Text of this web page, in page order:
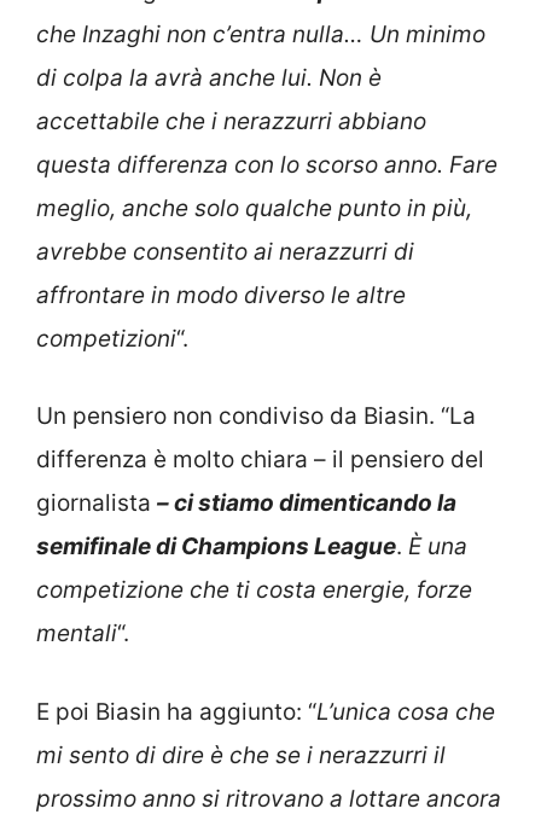
che Inzaghi non c’entra nulla… Un minimo
di colpa la avrà anche lui. Non è
accettabile che i nerazzurri abbiano
questa differenza con lo scorso anno. Fare
meglio, anche solo qualche punto in più,
avrebbe consentito ai nerazzurri di
affrontare in modo diverso le altre
competizioni“.
Un pensiero non condiviso da Biasin. “La
differenza è molto chiara – il pensiero del
giornalista – ci stiamo dimenticando la
semifinale di Champions League. È una
competizione che ti costa energie, forze
mentali“.
E poi Biasin ha aggiunto: “L’unica cosa che
mi sento di dire è che se i nerazzurri il
prossimo anno si ritrovano a lottare ancora